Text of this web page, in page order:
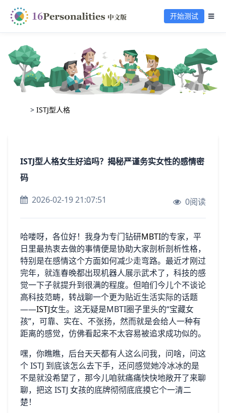
开始测试
> ISTJ型人格
ISTJ型人格女生好追吗？揭秘严谨务实女性的感情密
码
2026-02-19 21:07:51
0阅读
哈喽呀，各位好！我身为专门钻研MBTI的专家，平
日里最热衷去做的事情便是协助大家剖析剖析性格，
特别是在感情这个方面如何减少走弯路。最近才刚过
完年，就连春晚都出现机器人展示武术了，科技的感
觉一下子就提升到很满的程度。但咱们今儿个不谈论
高科技范畴，转战聊一个更为贴近生活实际的话题
——ISTJ女生。这无疑是MBTI圈子里头的“宝藏女
孩”，可靠、实在、不张扬，然而就是会给人一种有
距离的感觉，仿佛看起来不太容易被追求成功似的。
嘿，你瞧瞧，后台天天都有人这么问我，问啥，问这
个 ISTJ 到底该怎么去下手，还问感觉她冷冰冰的是
不是就没希望了，那今儿咱就痛痛快快地敞开了来聊
聊，把这 ISTJ 女孩的底牌彻彻底底摸它个一清二
楚！